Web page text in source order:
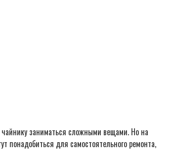
чайнику заниматься сложными вещами. Но на
понадобиться для самостоятельного ремонта,